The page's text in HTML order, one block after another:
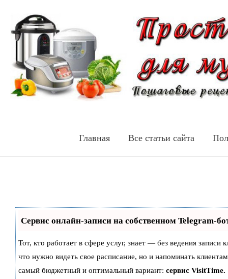
Главная Все статьи сайта
Сервис онлайн-записи на собственном Telegram-
Тот, кто работает в сфере услуг, знает — без ведения записи
что нужно видеть свое расписание, но и напоминать
самый бюджетный и оптимальный вариант: сервис VisitTime.